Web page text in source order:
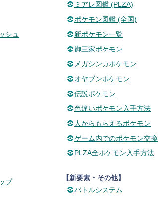
シュ
プ
ミアレ図鑑 (PLZA)
ポケモン図鑑 (全国)
新ポケモン一覧
御三家ポケモン
メガシンカポケモン
オヤブンポケモン
伝説ポケモン
色違いポケモン入手方法
人からもらえるポケモン
ゲーム内でのポケモン交換
PLZA全ポケモン入手方法
【新要素・その他】
バトルシステム